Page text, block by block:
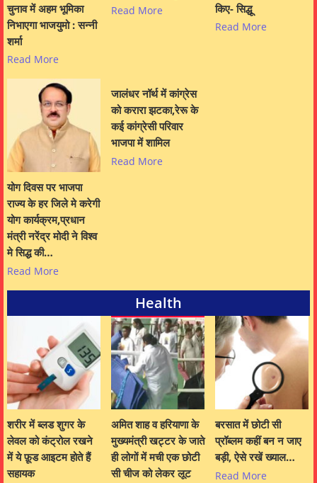
चुनाव में अहम भूमिका
निभाएगा भाजयुमो : सन्नी
शर्मा
Read More
Read More
किए- सिद्धू
Read More
योग दिवस पर भाजपा
राज्य के हर जिले मे करेगी
योग कार्यक्रम,प्रधान
मंत्री नरेंद्र मोदी ने विश्व
मे सिद्ध की…
Read More
जालंधर नॉर्थ में कांग्रेस
को करारा झटका,रेरू के
कई कांग्रेसी परिवार
भाजपा में शामिल
Read More
Health
शरीर में ब्लड शुगर के
लेवल को कंट्रोल रखने
में ये फ़ूड आइटम होते हैं
सहायक
अमित शाह व हरियाणा के
मुख्यमंत्री खट्टर के जाते
ही लोगों में मची एक छोटी
सी चीज को लेकर लूट
बरसात में छोटी सी
प्रॉब्लम कहीं बन न जाए
बड़ी, ऐसे रखें ख्याल…
Read More